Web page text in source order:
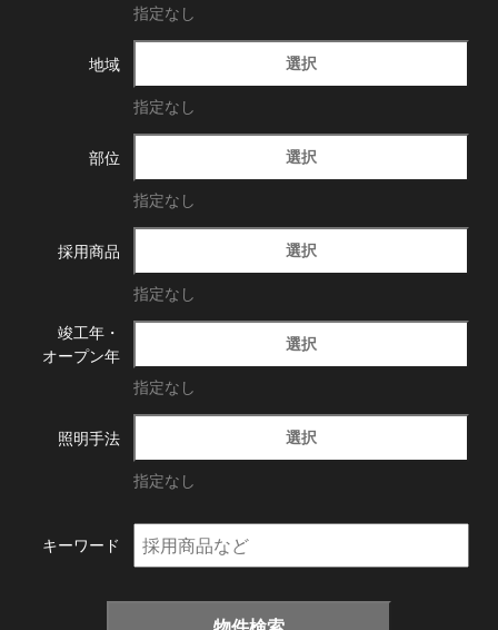
指定なし
地域 選択
指定なし
部位 選択
指定なし
採用商品 選択
指定なし
竣工年・
オープン年
選択
指定なし
照明手法 選択
指定なし
キーワード